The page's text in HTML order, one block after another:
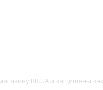
RB.UA и защищены